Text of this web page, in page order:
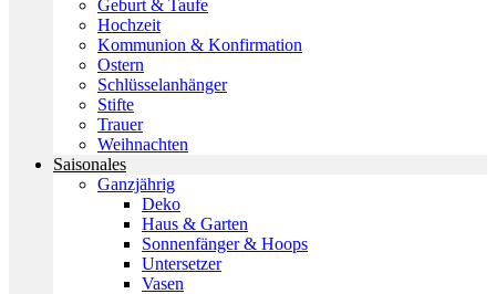
Geburt & Taufe
Hochzeit
Kommunion & Konfirmation
Ostern
Schlüsselanhänger
Stifte
Trauer
Weihnachten
Saisonales
Ganzjährig
Deko
Haus & Garten
Sonnenfänger & Hoops
Untersetzer
Vasen